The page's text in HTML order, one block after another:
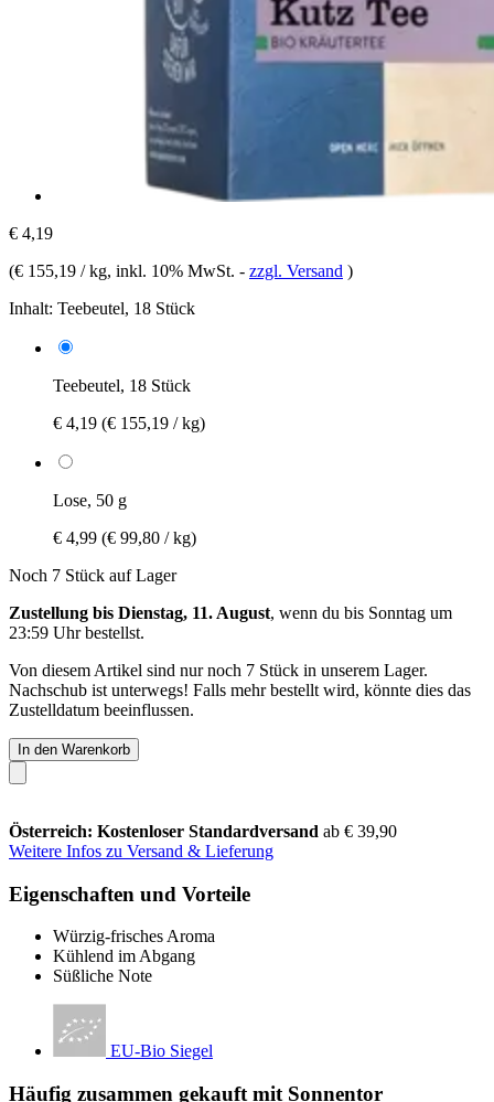
€ 4,19
(€ 155,19 / kg, inkl. 10% MwSt. - zzgl. Versand )
Inhalt: Teebeutel, 18 Stück
Teebeutel, 18 Stück
€ 4,19 (€ 155,19 / kg)
Lose, 50 g
€ 4,99 (€ 99,80 / kg)
Noch 7 Stück auf Lager
Zustellung bis Dienstag, 11. August, wenn du bis Sonntag um
23:59 Uhrbestellst.
Von diesem Artikel sind nur noch 7 Stück in unserem Lager.
Nachschub ist unterwegs! Falls mehr bestellt wird, könnte dies das
Zustelldatum beeinflussen.
In den Warenkorb
Österreich: Kostenloser Standardversand ab € 39,90
Weitere Infos zu Versand & Lieferung
Eigenschaften und Vorteile
Würzig-frisches Aroma
Kühlend im Abgang
Süßliche Note
EU-Bio Siegel
Häufig zusammen gekauft mit Sonnentor